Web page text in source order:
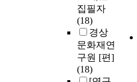
집필자
(18)
경상
문화재연
구원 [편]
(18)